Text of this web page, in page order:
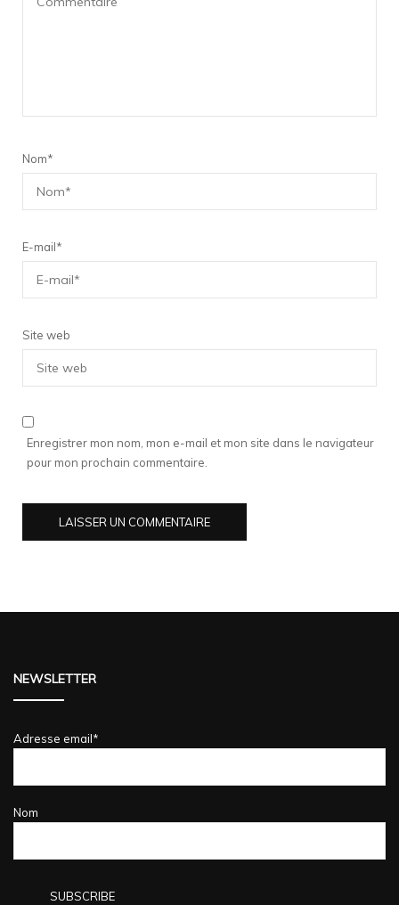
Nom*
E-mail*
Site web
Enregistrer mon nom, mon e-mail et mon site dans le navigateur
pour mon prochain commentaire.
NEWSLETTER
Adresse email*
Nom